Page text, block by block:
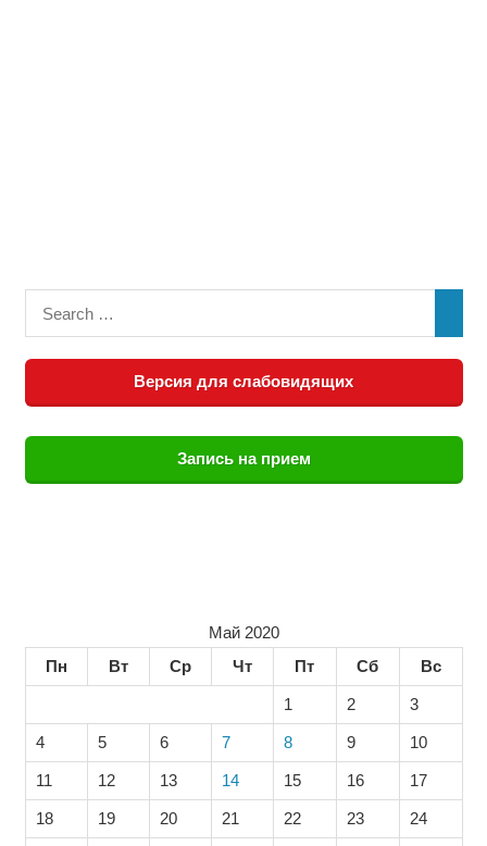
Версия для слабовидящих
Запись на прием
Май 2020
Пн
Вт Ср Чт Пт Сб Вс
1 2 3
4 5 6 7 8 9 10
11 12 13 14 15 16 17
18 19 20 21 22 23 24